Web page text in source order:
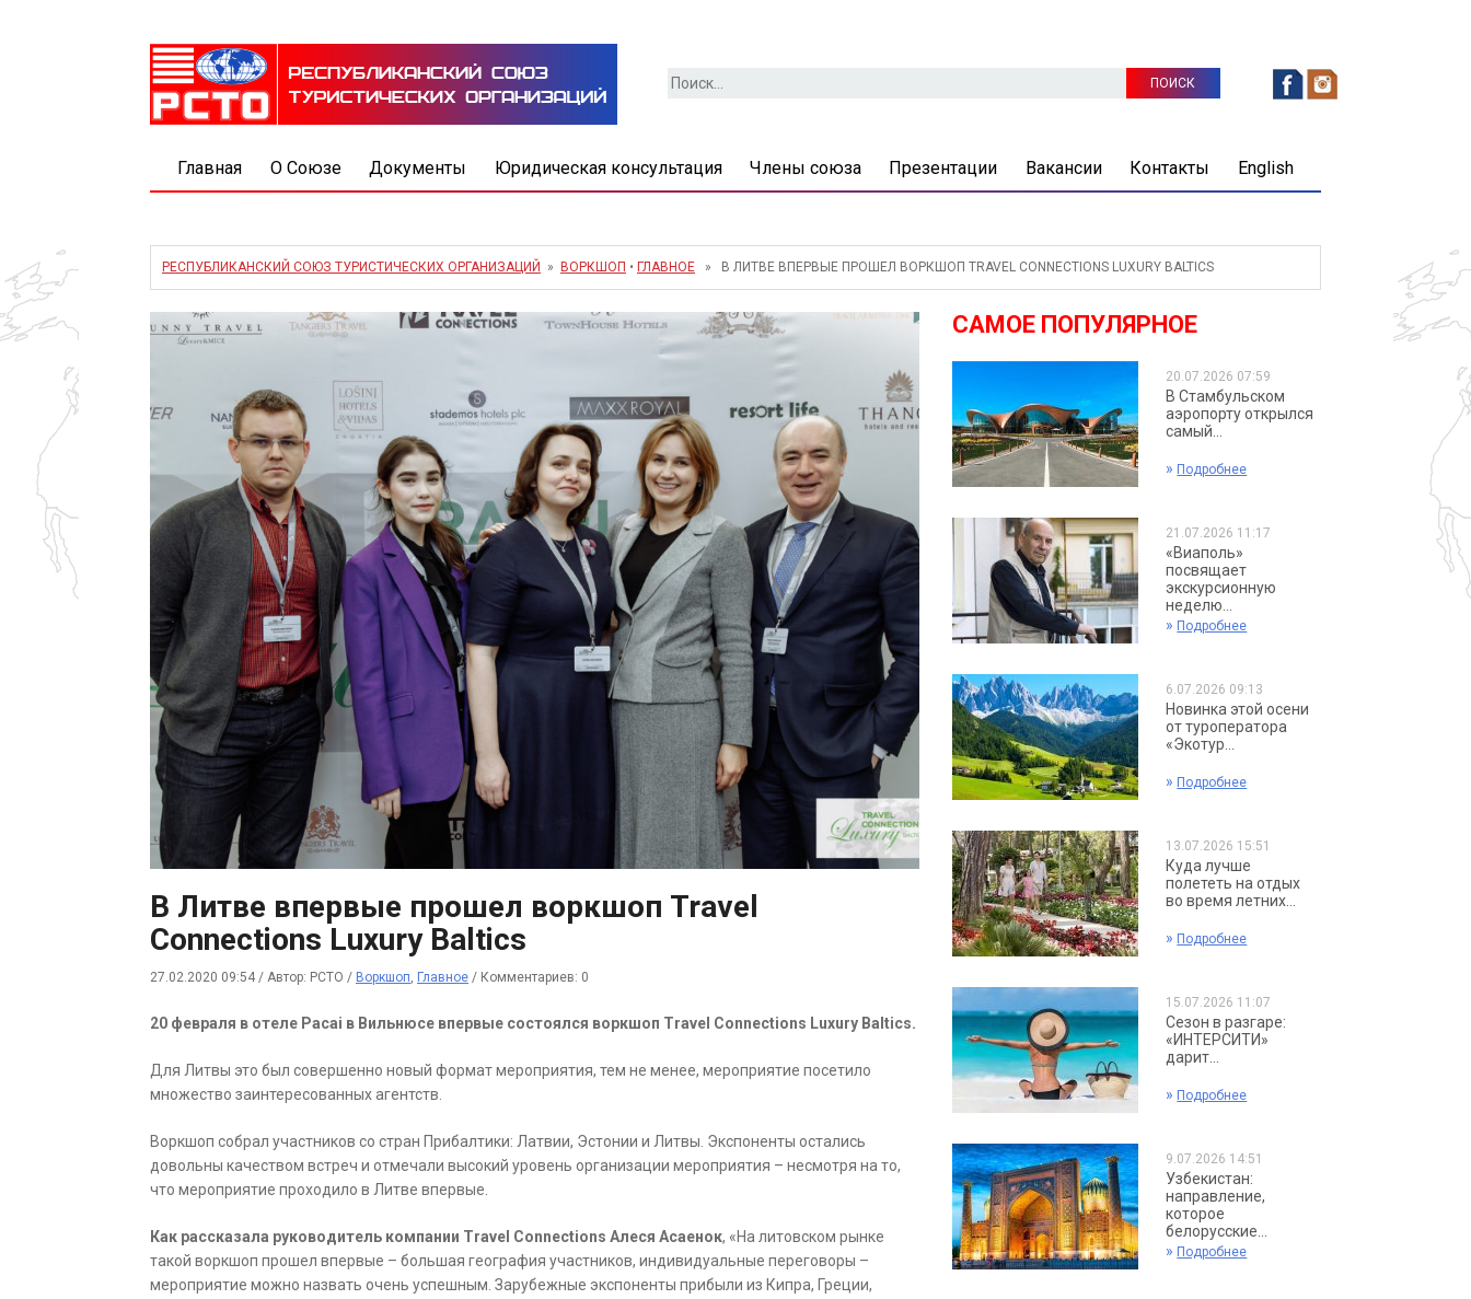
Найти:
Главная О Союзе Документы Юридическая консультация Члены союза Презентации Вакансии Контакты English
РЕСПУБЛИКАНСКИЙ СОЮЗ ТУРИСТИЧЕСКИХ ОРГАНИЗАЦИЙ » ВОРКШОП • ГЛАВНОЕ » В ЛИТВЕ ВПЕРВЫЕ ПРОШЕЛ ВОРКШОП TRAVEL CONNECTIONS LUXURY BALTICS
В Литве впервые прошел воркшоп Travel
Connections Luxury Baltics
27.02.2020 09:54 / Автор: РСТО / Воркшоп, Главное / Комментариев: 0
20 февраля в отеле Pacai в Вильнюсе впервые состоялся воркшоп Travel Connections Luxury Baltics.
Для Литвы это был совершенно новый формат мероприятия, тем не менее, мероприятие посетило
множество заинтересованных агентств.
Воркшоп собрал участников со стран Прибалтики: Латвии, Эстонии и Литвы. Экспоненты остались
довольны качеством встреч и отмечали высокий уровень организации мероприятия – несмотря на то,
что мероприятие проходило в Литве впервые.
Как рассказала руководитель компании Travel Connections Алеся Асаенок, «На литовском рынке
такой воркшоп прошел впервые – большая география участников, индивидуальные переговоры –
мероприятие можно назвать очень успешным. Зарубежные экспоненты прибыли из Кипра, Греции,
САМОЕ ПОПУЛЯРНОЕ
20.07.2026 07:59
В Стамбульском
аэропорту открылся
самый...
» Подробнее
21.07.2026 11:17
«Виаполь»
посвящает
экскурсионную
неделю...
» Подробнее
6.07.2026 09:13
Новинка этой осени
от туроператора
«Экотур...
» Подробнее
13.07.2026 15:51
Куда лучше
полететь на отдых
во время летних...
» Подробнее
15.07.2026 11:07
Сезон в разгаре:
«ИНТЕРСИТИ»
дарит...
» Подробнее
9.07.2026 14:51
Узбекистан:
направление,
которое
белорусские...
» Подробнее